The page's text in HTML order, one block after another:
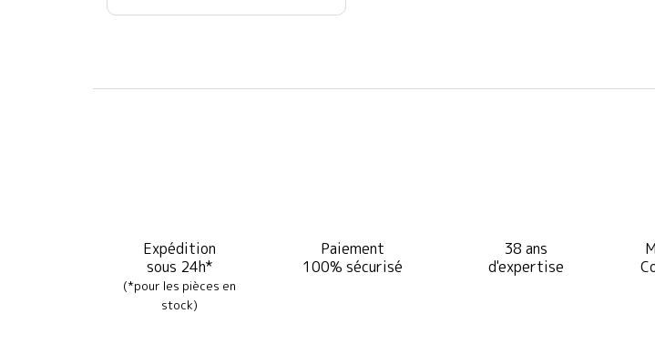
Expédition
sous 24h*
(*pour les pièces en
stock)
Paiement
100% sécurisé
38 ans
d'expertise